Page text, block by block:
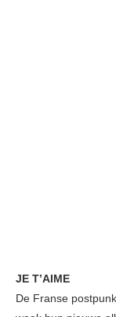
JE T’AIME
De Franse